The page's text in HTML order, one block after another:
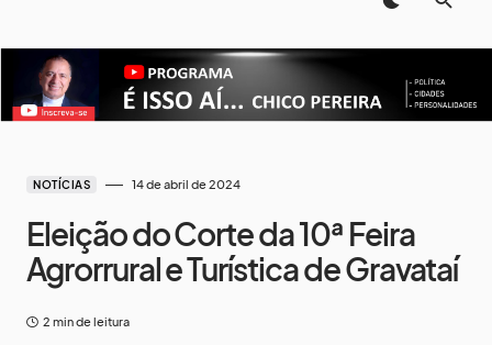
NOTÍCIAS 14 de abril de 2024
Eleição do Corte da 10ª Feira
Agrorrural e Turística de Gravataí
2 min de leitura